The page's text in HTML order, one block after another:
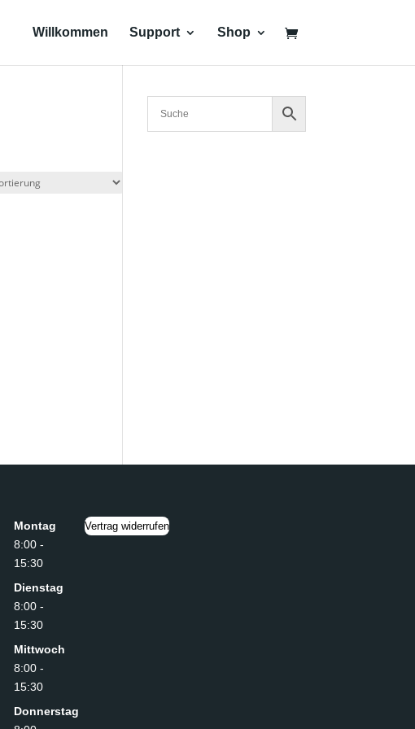
Willkommen Support Shop
Montag
8:00 -
15:30
Dienstag
8:00 -
15:30
Mittwoch
8:00 -
15:30
Donnerstag
Vertrag widerrufen